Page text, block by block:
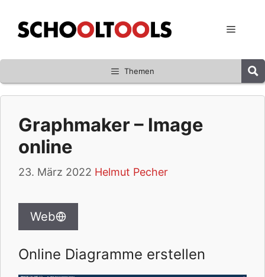
Inhalt
springen
Menü
Themen
Graphmaker – Image
online
23. März 2022 Helmut Pecher
Web
Online Diagramme erstellen